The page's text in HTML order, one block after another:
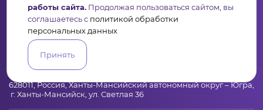
Контакты
+7 (346) 735-11-30
elkanko@ugranko.ru
Адрес
628011, Россия, Ханты-Мансийский автономный округ – Югра,
г. Ханты-Мансийск, ул. Светлая 36
работы сайта. Продолжая пользоваться сайтом, вы
соглашаетесь с политикой обработки
персональных данных
Принять